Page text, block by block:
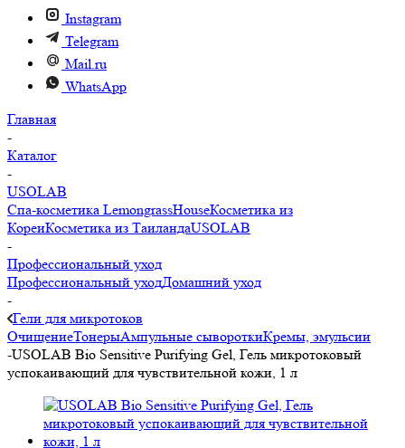
Instagram
Telegram
Mail.ru
WhatsApp
Главная
-
Каталог
-
USOLAB
Спа-косметика LemongrassHouseКосметика из
КореиКосметика из ТаиландаUSOLAB
-
Профессиональный уход
Профессиональный уходДомашний уход
-
Гели для микротоков
ОчищениеТонерыАмпульные сывороткиКремы, эмульсии
-USOLAB Bio Sensitive Purifying Gel, Гель микротоковый
успокаивающий для чувствительной кожи, 1 л